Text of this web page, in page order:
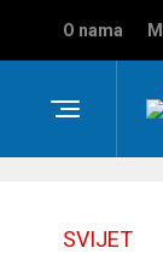
O nama
SVIJET